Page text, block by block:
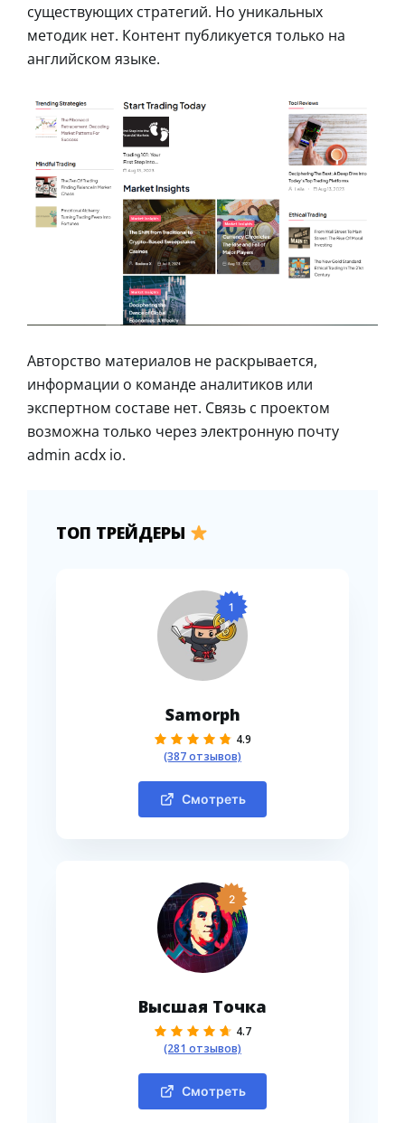
существующих стратегий. Но уникальных
методик нет. Контент публикуется только на
английском языке.
Авторство материалов не раскрывается,
информации о команде аналитиков или
экспертном составе нет. Связь с проектом
возможна только через электронную почту
admin acdx io.
ТОП ТРЕЙДЕРЫ
1
Samorph
4.9
(387 отзывов)
Смотреть
2
Высшая Точка
4.7
(281 отзывов)
Смотреть